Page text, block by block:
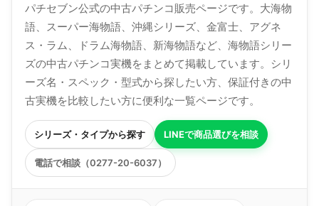
パチセブン公式の中古パチンコ販売ページです。大海物
語、スーパー海物語、沖縄シリーズ、金富士、アグネ
ス・ラム、ドラム海物語、新海物語など、海物語シリー
ズの中古パチンコ実機をまとめて掲載しています。シリ
ーズ名・スペック・型式から探したい方、保証付きの中
古実機を比較したい方に便利な一覧ページです。
シリーズ・タイプから探す LINEで商品選びを相談
電話で相談（0277-20-6037）